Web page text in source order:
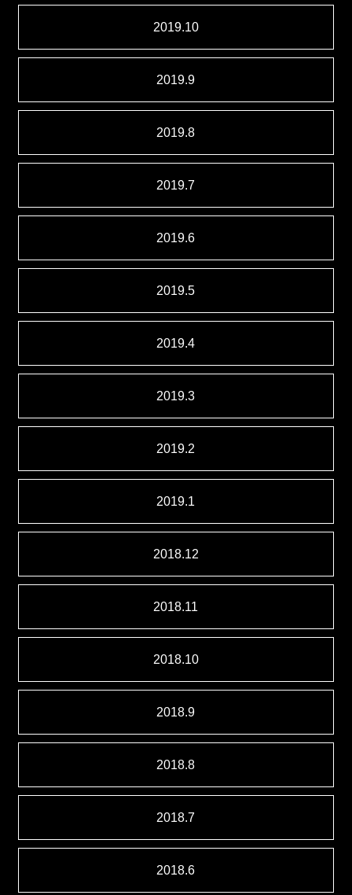
2019.10
2019.9
2019.8
2019.7
2019.6
2019.5
2019.4
2019.3
2019.2
2019.1
2018.12
2018.11
2018.10
2018.9
2018.8
2018.7
2018.6